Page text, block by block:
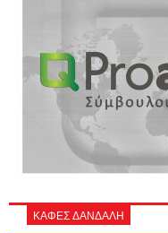
ΚΑΦΕΣ ΔΑΝΔΑΛΗ